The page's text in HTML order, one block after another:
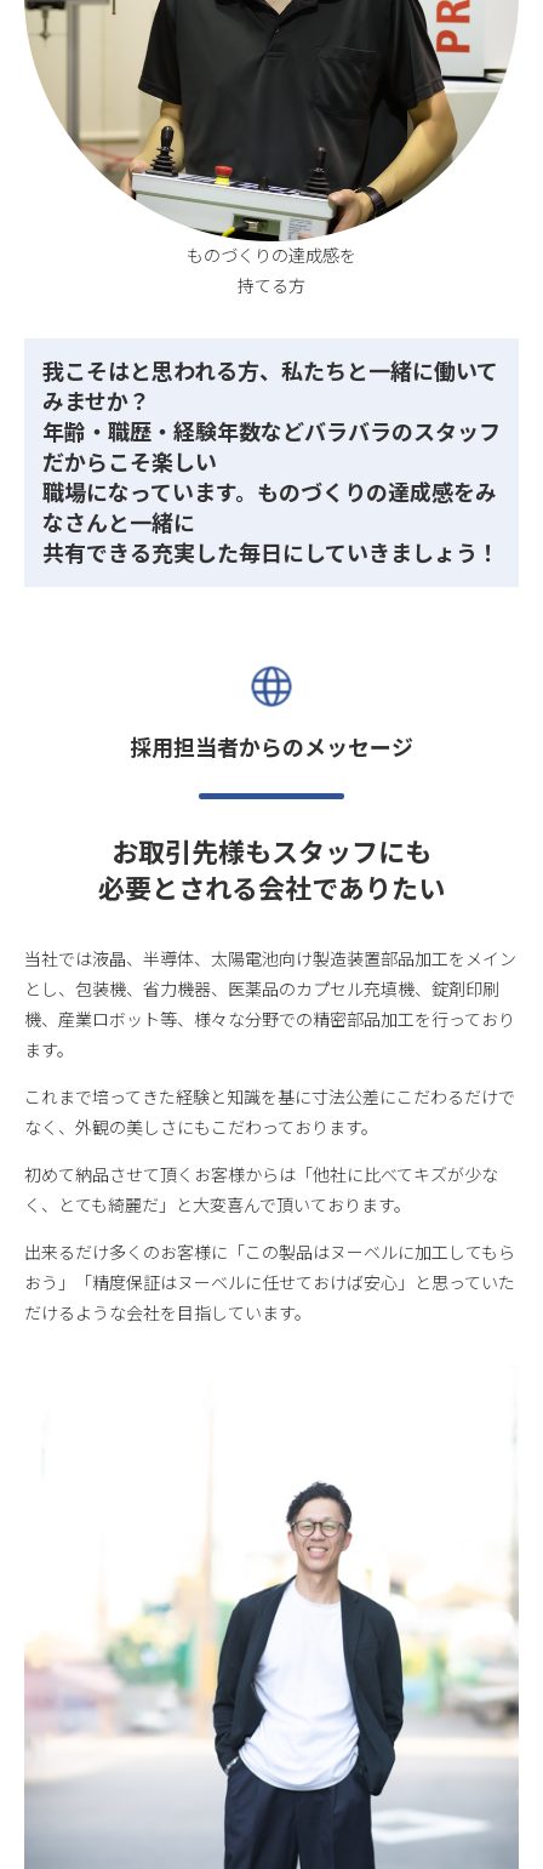
ものづくりの達成感を
持てる方
我こそはと思われる方、私たちと一緒に働いて
みませか？
年齢・職歴・経験年数などバラバラのスタッフ
だからこそ楽しい
職場になっています。ものづくりの達成感をみ
なさんと一緒に
共有できる充実した毎日にしていきましょう！
採用担当者からのメッセージ
お取引先様もスタッフにも
必要とされる会社でありたい
当社では液晶、半導体、太陽電池向け製造装置部品加工をメイン
とし、包装機、省力機器、医薬品のカプセル充填機、錠剤印刷
機、産業ロボット等、様々な分野での精密部品加工を行っており
ます。
これまで培ってきた経験と知識を基に寸法公差にこだわるだけで
なく、外観の美しさにもこだわっております。
初めて納品させて頂くお客様からは「他社に比べてキズが少な
く、とても綺麗だ」と大変喜んで頂いております。
出来るだけ多くのお客様に「この製品はヌーベルに加工してもら
おう」「精度保証はヌーベルに任せておけば安心」と思っていた
だけるような会社を目指しています。